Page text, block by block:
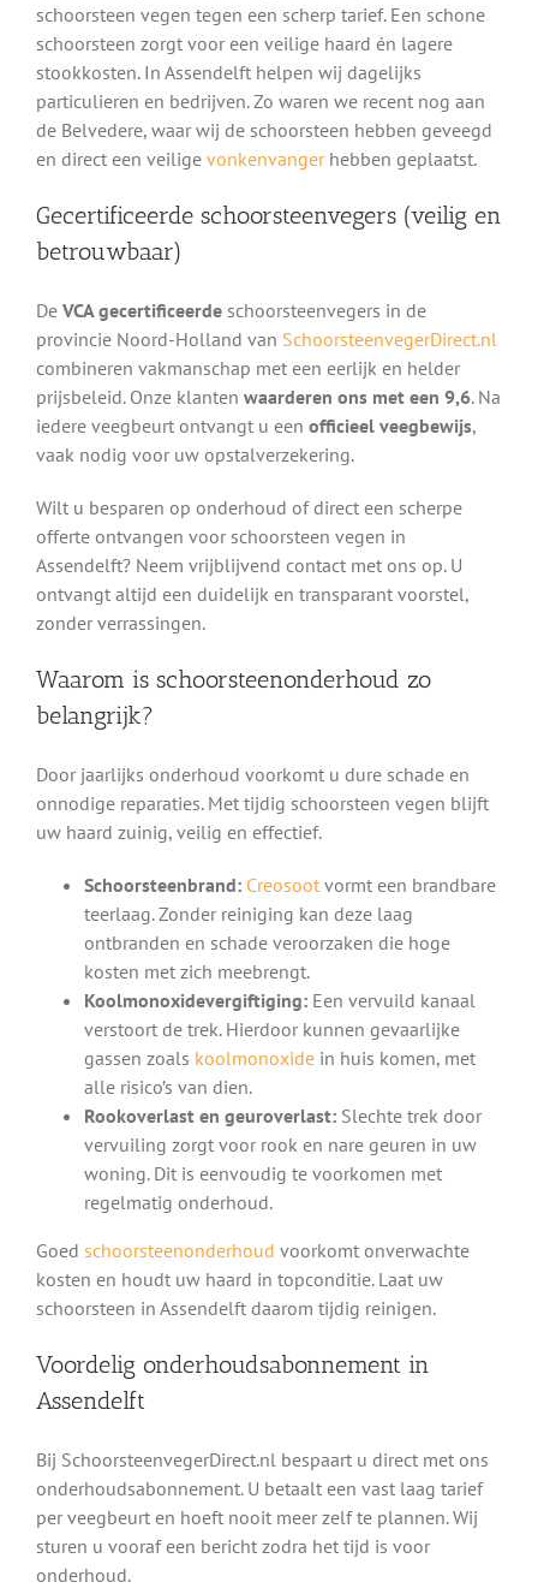
schoorsteen vegen tegen een scherp tarief. Een schone
schoorsteen zorgt voor een veilige haard én lagere
stookkosten. In Assendelft helpen wij dagelijks
particulieren en bedrijven. Zo waren we recent nog aan
de Belvedere, waar wij de schoorsteen hebben geveegd
en direct een veilige vonkenvangerhebben geplaatst.
Gecertificeerde schoorsteenvegers (veilig en
betrouwbaar)
De VCA gecertificeerdeschoorsteenvegers in de
provincie Noord-Holland van SchoorsteenvegerDirect.nl
combineren vakmanschap met een eerlijk en helder
prijsbeleid. Onze klanten waarderen ons met een 9,6. Na
iedere veegbeurt ontvangt u een officieel veegbewijs,
vaak nodig voor uw opstalverzekering.
Wilt u besparen op onderhoud of direct een scherpe
offerte ontvangen voor schoorsteen vegen in
Assendelft? Neem vrijblijvend contact met ons op. U
ontvangt altijd een duidelijk en transparant voorstel,
zonder verrassingen.
Waarom is schoorsteenonderhoud zo
belangrijk?
Door jaarlijks onderhoud voorkomt u dure schade en
onnodige reparaties. Met tijdig schoorsteen vegen blijft
uw haard zuinig, veilig en effectief.
Schoorsteenbrand: Creosootvormt een brandbare
teerlaag. Zonder reiniging kan deze laag
ontbranden en schade veroorzaken die hoge
kosten met zich meebrengt.
Koolmonoxidevergiftiging:Een vervuild kanaal
verstoort de trek. Hierdoor kunnen gevaarlijke
gassen zoals koolmonoxidein huis komen, met
alle risico’s van dien.
Rookoverlast en geuroverlast:Slechte trek door
vervuiling zorgt voor rook en nare geuren in uw
woning. Dit is eenvoudig te voorkomen met
regelmatig onderhoud.
Goed schoorsteenonderhoud voorkomt onverwachte
kosten en houdt uw haard in topconditie. Laat uw
schoorsteen in Assendelft daarom tijdig reinigen.
Voordelig onderhoudsabonnement in
Assendelft
Bij SchoorsteenvegerDirect.nl bespaart u direct met ons
onderhoudsabonnement. U betaalt een vast laag tarief
per veegbeurt en hoeft nooit meer zelf te plannen. Wij
sturen u vooraf een bericht zodra het tijd is voor
onderhoud.